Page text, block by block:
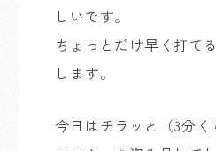
しいです。
ちょっとだけ早く打て
します。
今日はチラッと（3分